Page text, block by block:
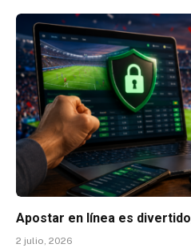
Apostar en línea es
2 julio, 2026